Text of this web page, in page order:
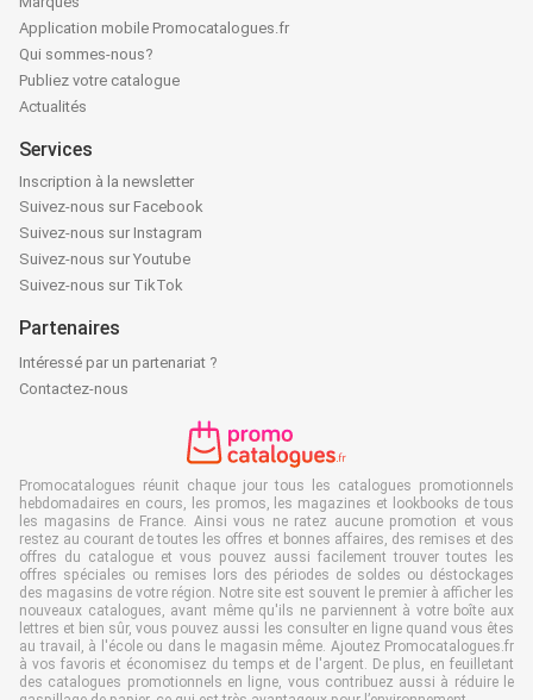
Application mobile Promocatalogues.fr
Qui sommes-nous?
Publiez votre catalogue
Actualités
Services
Inscription à la newsletter
Suivez-nous sur Facebook
Suivez-nous sur Instagram
Suivez-nous sur Youtube
Suivez-nous sur TikTok
Partenaires
Intéressé par un partenariat ?
Contactez-nous
Promocatalogues réunit chaque jour tous les catalogues promotionnels
hebdomadaires en cours, les promos, les magazines et lookbooks de tous
les magasins de France. Ainsi vous ne ratez aucune promotion et vous
restez au courant de toutes les offres et bonnes affaires, des remises et des
offres du catalogue et vous pouvez aussi facilement trouver toutes les
offres spéciales ou remises lors des périodes de soldes ou déstockages
des magasins de votre région. Notre site est souvent le premier à afficher les
nouveaux catalogues, avant même qu'ils ne parviennent à votre boîte aux
lettres et bien sûr, vous pouvez aussi les consulter en ligne quand vous êtes
au travail, à l'école ou dans le magasin même. Ajoutez Promocatalogues.fr
à vos favoris et économisez du temps et de l'argent. De plus, en feuilletant
des catalogues promotionnels en ligne, vous contribuez aussi à réduire le